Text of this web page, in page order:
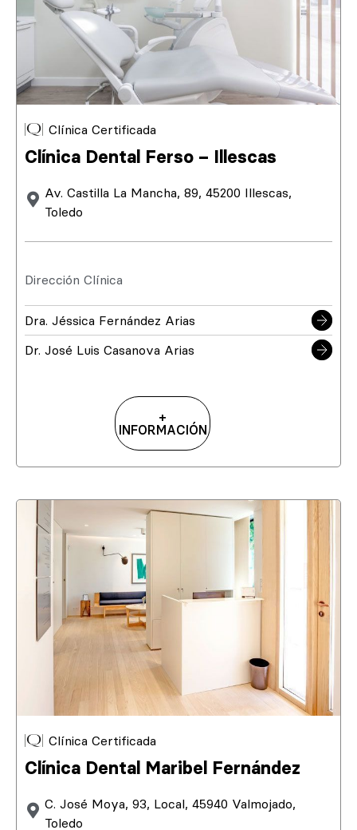
Clínica Certificada
Clínica Dental Ferso – Illescas
Av. Castilla La Mancha, 89, 45200 Illescas,
Toledo
Dirección Clínica
Dra. Jéssica Fernández Arias
Dr. José Luis Casanova Arias
+
INFORMACIÓN
Clínica Certificada
Clínica Dental Maribel Fernández
C. José Moya, 93, Local, 45940 Valmojado,
Toledo